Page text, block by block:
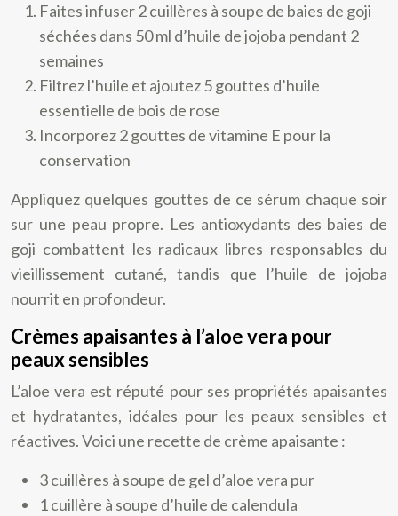
Faites infuser 2 cuillères à soupe de baies de goji
séchées dans 50 ml d’huile de jojoba pendant 2
semaines
Filtrez l’huile et ajoutez 5 gouttes d’huile
essentielle de bois de rose
Incorporez 2 gouttes de vitamine E pour la
conservation
Appliquez quelques gouttes de ce sérum chaque soir
sur une peau propre. Les antioxydants des baies de
goji combattent les radicaux libres responsables du
vieillissement cutané, tandis que l’huile de jojoba
nourrit en profondeur.
Crèmes apaisantes à l’aloe vera pour
peaux sensibles
L’aloe vera est réputé pour ses propriétés apaisantes
et hydratantes, idéales pour les peaux sensibles et
réactives. Voici une recette de crème apaisante :
3 cuillères à soupe de gel d’aloe vera pur
1 cuillère à soupe d’huile de calendula